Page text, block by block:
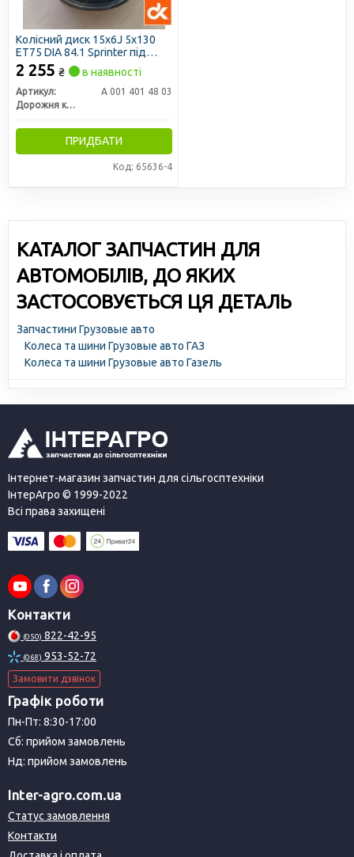
Колісний диск 15х6J 5x130
ET75 DIA 84.1 Sprinter під
камеру (ДК)
2 255 ₴ в наявності
Артикул:
A 001 401 48 03
Дорожня карта
ПРИДБАТИ
Код: 65636-4
КАТАЛОГ ЗАПЧАСТИН ДЛЯ
АВТОМОБІЛІВ, ДО ЯКИХ
ЗАСТОСОВУЄТЬСЯ ЦЯ ДЕТАЛЬ
Запчастини Грузовые авто
Колеса та шини Грузовые авто ГАЗ
Колеса та шини Грузовые авто Газель
Інтернет-магазин запчастин для сільгосптехніки
ІнтерАгро © 1999-2022
Всі права захищені
Контакти
(050) 822-42-95
(068) 953-52-72
Замовити дзвінок
Графік роботи
Пн-Пт: 8:30-17:00
Сб: прийом замовлень
Нд: прийом замовлень
Inter-agro.com.ua
Статус замовлення
Контакти